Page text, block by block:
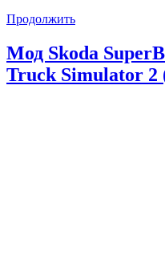
Продолжить
Мод Skoda
Truck Simulator 2